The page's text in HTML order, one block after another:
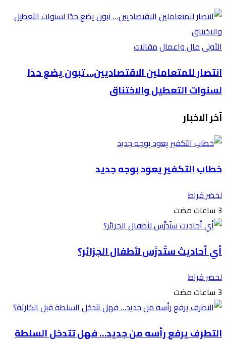
الأولىمال واعمالمقالات
انتصار للمتعاملين الاقتصاديين… تبون يضع حدًا
لسنوات التعطيل والاختناق
آخر الاخبار
خطاب التكفير يعود بوجه جديد
لخضر فراط
أي أحاديث ستُدرَّس لأطفال الجزائر؟
لخضر فراط
التطرف يرفع رأسه من جديد… فهل تتدخل السلطة